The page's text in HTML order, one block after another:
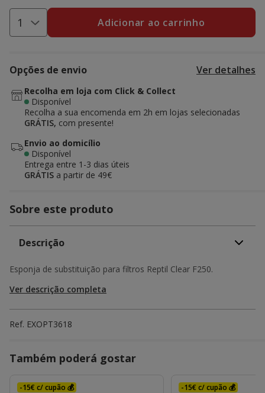
Adicionar ao carrinho
Opções de envio Ver detalhes
Recolha em loja com Click & Collect
Disponível
Recolha a sua encomenda em 2h em lojas selecionadas
GRÁTIS, com presente!
Envio ao domicílio
Disponível
Entrega entre 1-3 dias úteis
GRÁTIS a partir de 49€
Sobre este produto
Descrição
Esponja de substituição para filtros Reptil Clear F250.
Ver descrição completa
Ref. EXOPT3618
Também poderá gostar
-15€ c/ cupão 💰 -15€ c/ cupão 💰